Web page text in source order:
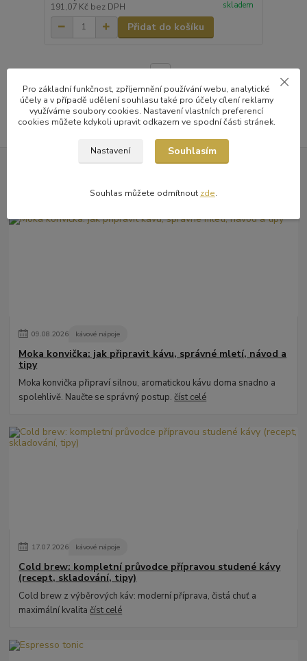
191,07 Kč bez DPH skladem
Přidat do košíku
strana z 1
Novinky z našeho blogu
09.08.2026 kávové nápoje
Moka konvička: jak připravit kávu, správné mletí, návod a
tipy
Moka konvička připraví silnou, aromatickou kávu doma snadno a
spolehlivě. Naučte se správný postup.číst celé
17.07.2026 kávové nápoje
Cold brew: kompletní průvodce přípravou studené kávy
(recept, skladování, tipy)
Cold brew z výběrových káv: moderní příprava, čistá chuť a
maximální kvalitačíst celé
Pro základní funkčnost, zpříjemnění používání webu, analytické
účely a v případě udělení souhlasu také pro účely cílení reklamy
využíváme soubory cookies. Nastavení vlastních preferencí
cookies můžete kdykoli upravit odkazem ve spodní části stránek.
Nastavení Souhlasím
Souhlas můžete odmítnout zde.